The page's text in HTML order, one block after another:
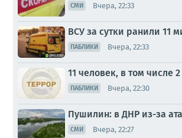
СМИ Вчера, 22:33
ВСУ за сутки ранили 11
ПАБЛИКИ Вчера, 22:33
11 человек, в том числе
ПАБЛИКИ Вчера, 22:30
Пушилин: в ДНР из-за
СМИ Вчера, 22:27